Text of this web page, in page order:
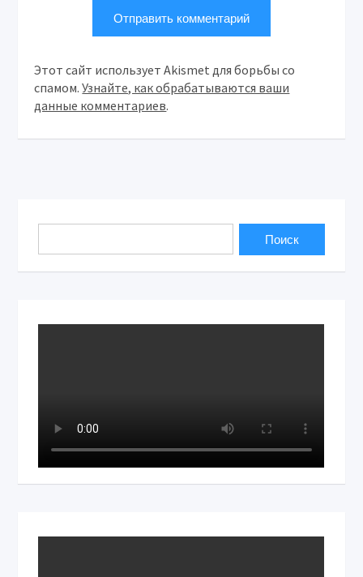
Этот сайт использует Akismet для борьбы со
спамом.Узнайте, как обрабатываются ваши
данные комментариев.